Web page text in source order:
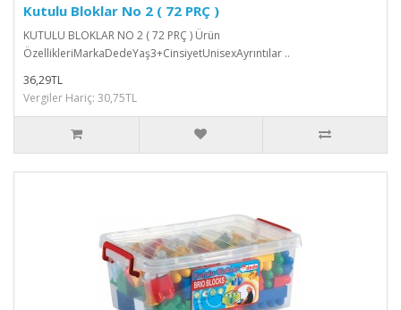
Kutulu Bloklar No 2 ( 72 PRÇ )
KUTULU BLOKLAR NO 2 ( 72 PRÇ ) Ürün
ÖzellikleriMarkaDedeYaş3+CinsiyetUnisexAyrıntılar ..
36,29TL
Vergiler Hariç: 30,75TL